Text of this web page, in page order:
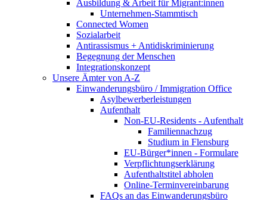
Ausbildung & Arbeit für Migrant:innen
Unternehmen-Stammtisch
Connected Women
Sozialarbeit
Antirassismus + Antidiskriminierung
Begegnung der Menschen
Integrationskonzept
Unsere Ämter von A-Z
Einwanderungsbüro / Immigration Office
Asylbewerberleistungen
Aufenthalt
Non-EU-Residents - Aufenthalt
Familiennachzug
Studium in Flensburg
EU-Bürger*innen - Formulare
Verpflichtungserklärung
Aufenthaltstitel abholen
Online-Terminvereinbarung
FAQs an das Einwanderungsbüro